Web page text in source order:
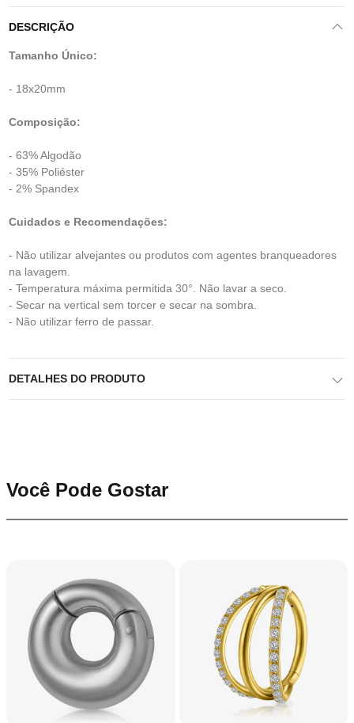
DESCRIÇÃO
Tamanho Único:
- 18x20mm
Composição:
- 63% Algodão
- 35% Poliéster
- 2% Spandex
Cuidados e Recomendações:
- Não utilizar alvejantes ou produtos com agentes branqueadores
na lavagem.
- Temperatura máxima permitida 30°. Não lavar a seco.
- Secar na vertical sem torcer e secar na sombra.
- Não utilizar ferro de passar.
DETALHES DO PRODUTO
Você Pode Gostar